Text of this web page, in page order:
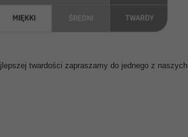
twardości zapraszamy do jednego z naszych